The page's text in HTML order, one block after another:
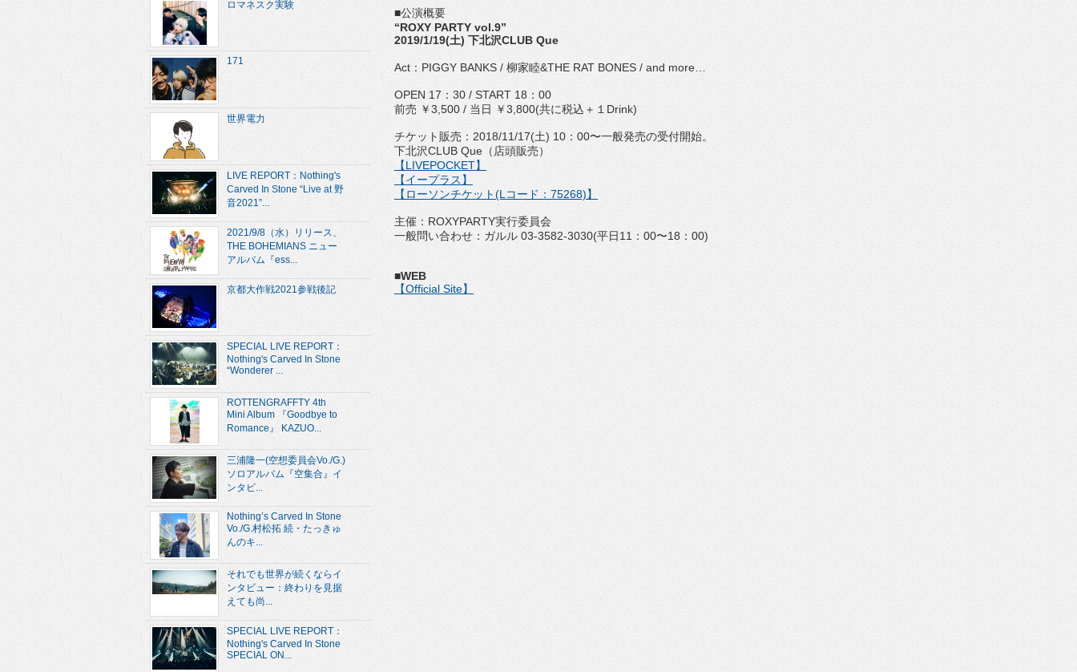
■公演概要
“ROXY PARTY vol.9”
2019/1/19(土) 下北沢CLUB Que
Act：PIGGY BANKS / 柳家睦&THE RAT BONES / and more…
OPEN 17：30 / START 18：00
前売 ￥3,500 / 当日 ￥3,800(共に税込＋１Drink)
チケット販売：2018/11/17(土) 10：00〜一般発売の受付開始。
下北沢CLUB Que（店頭販売）
【LIVEPOCKET】
【イープラス】
【ローソンチケット(Lコード：75268)】
主催：ROXYPARTY実行委員会
一般問い合わせ：ガルル 03-3582-3030(平日11：00〜18：00)
■WEB
【Official Site】
ロマネスク実験
171
世界電力
LIVE REPORT：Nothing's
Carved In Stone “Live at 野
音2021”...
2021/9/8（水）リリース、
THE BOHEMIANS ニュー
アルバム『ess...
京都大作戦2021参戦後記
SPECIAL LIVE REPORT：
Nothing's Carved In Stone
“Wonderer ...
ROTTENGRAFFTY 4th
Mini Album 『Goodbye to
Romance』 KAZUO...
三浦隆一(空想委員会Vo./G.)
ソロアルバム『空集合』イ
ンタビ...
Nothing’s Carved In Stone
Vo./G.村松拓 続・たっきゅ
んのキ...
それでも世界が続くならイ
ンタビュー：終わりを見据
えても尚...
SPECIAL LIVE REPORT：
Nothing's Carved In Stone
SPECIAL ON...